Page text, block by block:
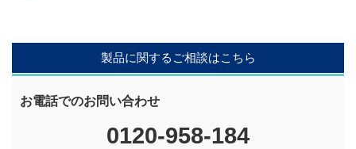
製品に関するご相談はこちら
お電話でのお問い合わせ
0120-958-184